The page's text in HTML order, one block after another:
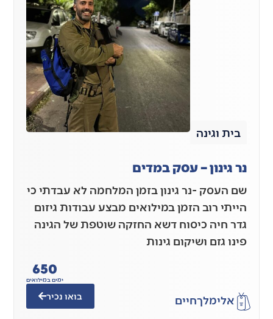
בית וגינה
נר גינון – עסק במדים
שם העסק -נר גינון בזמן המלחמה לא עבדתי כי
הייתי רוב הזמן במילואים מבצע עבודות גיזום
גדר חיה כיסוח דשא החזקה שוטפת של הגינה
פינו גזם ושיקום גינות
אלימלךחיים
ימים במילואים
650
בואו נכיר